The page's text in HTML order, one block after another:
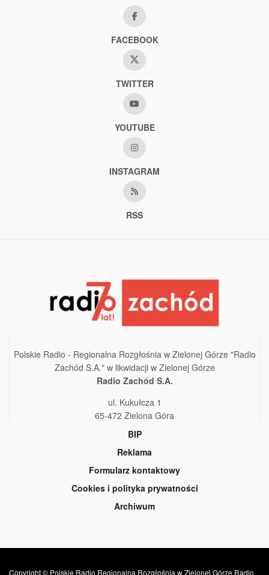
FACEBOOK
TWITTER
YOUTUBE
INSTAGRAM
RSS
Polskie Radio - Regionalna Rozgłośnia w Zielonej Górze "Radio
Zachód S.A." w likwidacji w Zielonej Górze
Radio Zachód S.A.
ul. Kukułcza 1
65-472 Zielona Góra
BIP
Reklama
Formularz kontaktowy
Cookies i polityka prywatności
Archiwum
Copyright © Polskie Radio Regionalna Rozgłośnia w Zielonej Górze Radio